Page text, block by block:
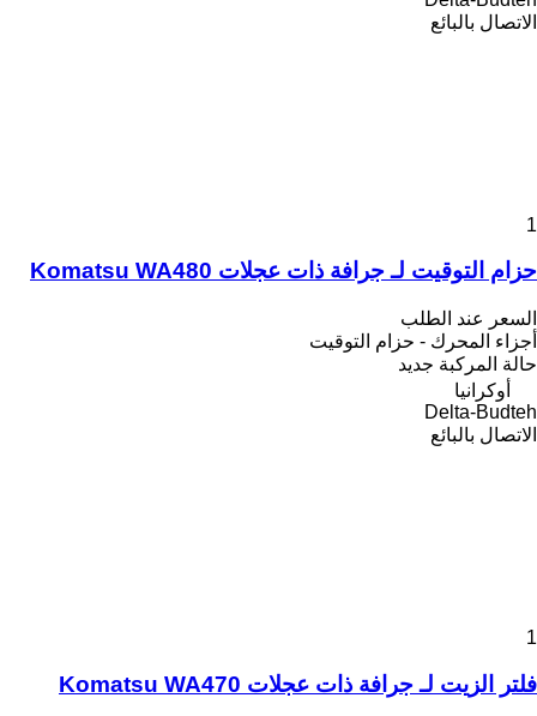
الاتصال بالبائع
1
حزام التوقيت لـ جرافة ذات عجلات Komatsu WA480
السعر عند الطلب
أجزاء المحرك - حزام التوقيت
حالة المركبة جديد
أوكرانيا
Delta-Budteh
الاتصال بالبائع
1
فلتر الزيت لـ جرافة ذات عجلات Komatsu WA470